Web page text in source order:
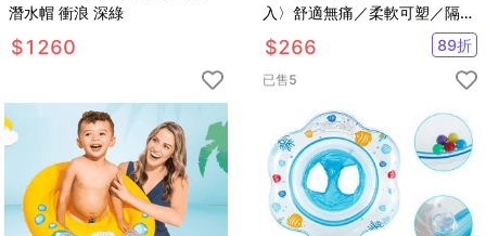
潛水帽 衝浪 深綠
$1260
入〉舒適無痛／柔軟可塑／隔音
防噪／（內附收納盒）
$266 89折
已售5